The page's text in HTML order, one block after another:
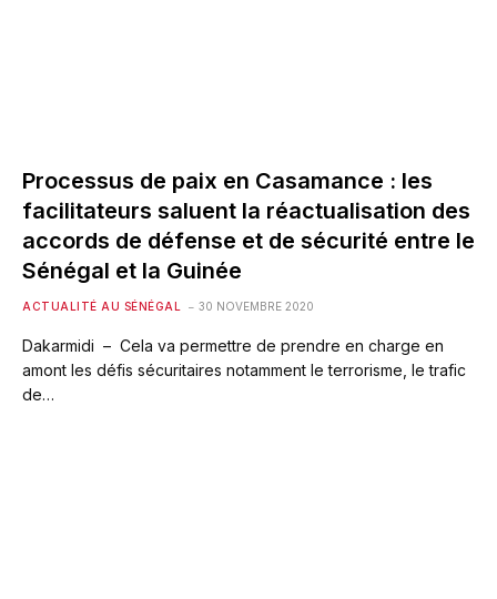
Processus de paix en Casamance : les
facilitateurs saluent la réactualisation des
accords de défense et de sécurité entre le
Sénégal et la Guinée
ACTUALITÉ AU SÉNÉGAL 30 NOVEMBRE 2020
Dakarmidi – Cela va permettre de prendre en charge en
amont les défis sécuritaires notamment le terrorisme, le trafic
de…